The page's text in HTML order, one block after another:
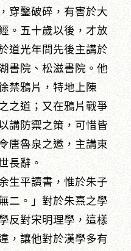
穿鑿破碎，有害於大
。五十歲以後，才放
道光年間先後主講於
書院、松滋書院。他
禁鴉片，特地上陳
之道；又在鴉片戰爭
講防禦之策，可惜皆
唐魯泉之邀，主講東
長辭。
平讀書，惟於朱子
二。」對於朱熹之學
反對宋明理學，這樣
，讓他對於漢學多有